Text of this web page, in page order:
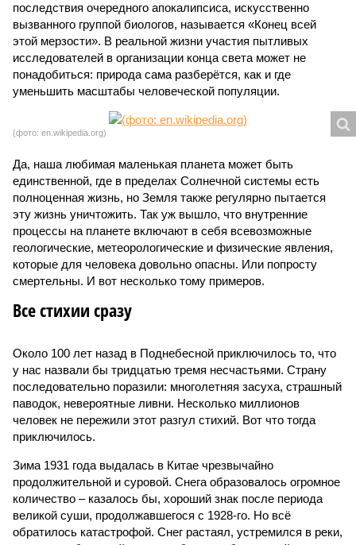
последствия очередного апокалипсиса, искусственно
вызванного группой биологов, называется «Конец всей
этой мерзости». В реальной жизни участия пытливых
исследователей в организации конца света может не
понадобиться: природа сама разберётся, как и где
уменьшить масштабы человеческой популяции.
(фото: en.wikipedia.org)
Да, наша любимая маленькая планета может быть
единственной, где в пределах Солнечной системы есть
полноценная жизнь, но Земля также регулярно пытается
эту жизнь уничтожить. Так уж вышло, что внутренние
процессы на планете включают в себя всевозможные
геологические, метеорологические и физические явления,
которые для человека довольно опасны. Или попросту
смертельны. И вот несколько тому примеров.
Все стихии сразу
Около 100 лет назад в Поднебесной приключилось то, что
у нас назвали бы тридцатью тремя несчастьями. Страну
последовательно поразили: многолетняя засуха, страшный
паводок, невероятные ливни. Несколько миллионов
человек не пережили этот разгул стихий. Вот что тогда
приключилось.
Зима 1931 года выдалась в Китае чрезвычайно
продолжительной и суровой. Снега образовалось огромное
количество – казалось бы, хороший знак после периода
великой суши, продолжавшегося с 1928-го. Но всё
обратилось катастрофой. Снег растаял, устремился в реки,